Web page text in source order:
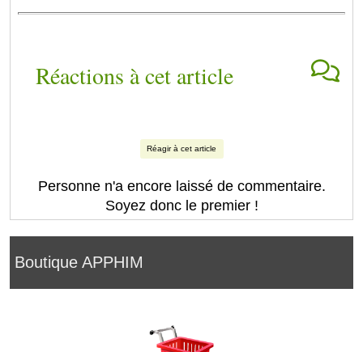
Boutique APPHIM
Réactions à cet article
Réagir à cet article
Personne n'a encore laissé de commentaire.
Soyez donc le premier !